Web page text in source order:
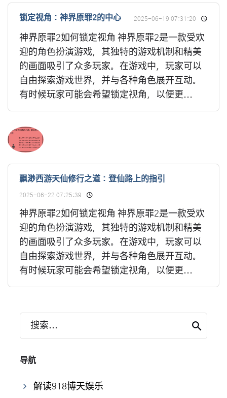
锁定视角：神界原罪2的中心 2025-06-19 07:31:20
神界原罪2如何锁定视角 神界原罪2是一款受欢
迎的角色扮演游戏，其独特的游戏机制和精美
的画面吸引了众多玩家。在游戏中，玩家可以
自由探索游戏世界，并与各种角色展开互动。
有时候玩家可能会希望锁定视角，以便更...
飘渺西游天仙修行之道：登仙路上的指引
2025-06-22 07:25:39
神界原罪2如何锁定视角 神界原罪2是一款受欢
迎的角色扮演游戏，其独特的游戏机制和精美
的画面吸引了众多玩家。在游戏中，玩家可以
自由探索游戏世界，并与各种角色展开互动。
有时候玩家可能会希望锁定视角，以便更...
搜索...
导航
解读918博天娱乐